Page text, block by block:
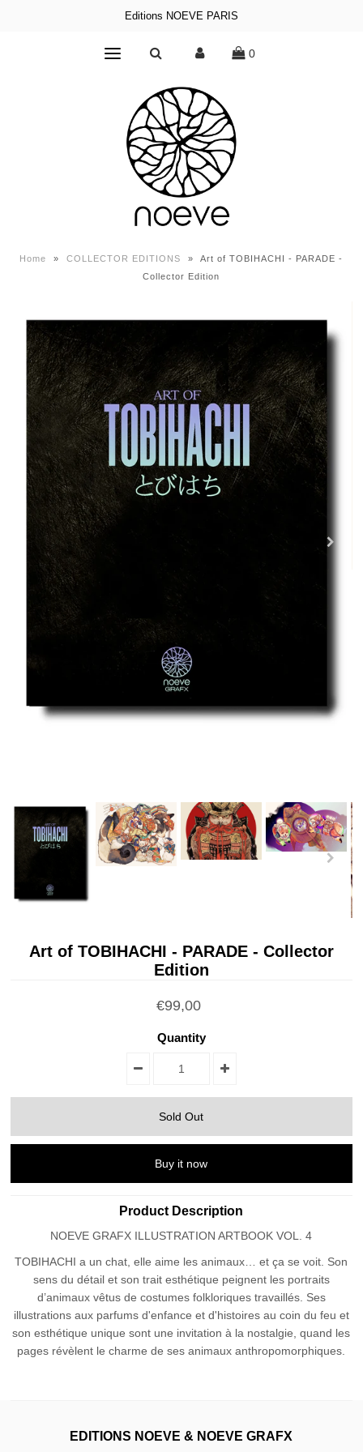
Editions NOEVE PARIS
0
Home » COLLECTOR EDITIONS »
Art of TOBIHACHI - PARADE -
Collector Edition
Art of TOBIHACHI - PARADE - Collector
Edition
€99,00
Quantity
Buy it now
Product Description
NOEVE GRAFX ILLUSTRATION ARTBOOK VOL. 4
TOBIHACHI a un chat, elle aime les animaux… et ça se voit. Son
sens du détail et son trait esthétique peignent les portraits
d’animaux vêtus de costumes folkloriques travaillés. Ses
illustrations aux parfums d'enfance et d'histoires au coin du feu et
son esthétique unique sont une invitation à la nostalgie, quand les
pages révèlent le charme de ses animaux anthropomorphiques.
EDITIONS NOEVE & NOEVE GRAFX